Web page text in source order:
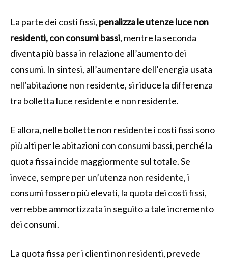
La parte dei costi fissi, penalizza le utenze luce non
residenti, con consumi bassi, mentre la seconda
diventa più bassa in relazione all’aumento dei
consumi. In sintesi, all’aumentare dell’energia usata
nell’abitazione non residente, si riduce la differenza
tra bolletta luce residente e non residente.
E allora, nelle bollette non residente i costi fissi sono
più alti per le abitazioni con consumi bassi, perché la
quota fissa incide maggiormente sul totale. Se
invece, sempre per un’utenza non residente, i
consumi fossero più elevati, la quota dei costi fissi,
verrebbe ammortizzata in seguito a tale incremento
dei consumi.
La quota fissa per i clienti non residenti, prevede